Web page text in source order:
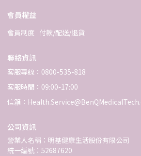
會員權益
會員制度 付款/配送/退貨
聯絡資訊
客服專線：0800-535-818
客服時間：09:00-17:00
信箱：
公司資訊
營業人名稱：明基健康生活股份有限公司
統一編號：52687620